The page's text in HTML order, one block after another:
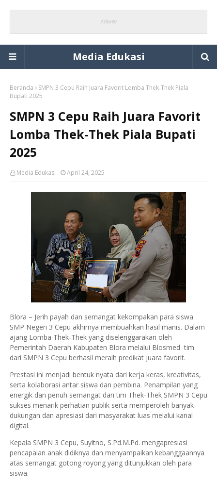
Media Edukasi
Beranda
SMPN 3 Cepu Raih Juara Favorit Lomba Thek-Thek Piala
Bupati 2025
SMPN 3 Cepu Raih Juara Favorit
Lomba Thek-Thek Piala Bupati
2025
Media Edukasi April 24, 2025
Blora – Jerih payah dan semangat kekompakan para siswa
SMP Negeri 3 Cepu akhirnya membuahkan hasil manis. Dalam
ajang Lomba Thek-Thek yang diselenggarakan oleh
Pemerintah Daerah Kabupaten Blora melalui Blosmed tim
dari SMPN 3 Cepu berhasil meraih predikat juara favorit.
Prestasi ini menjadi bentuk nyata dari kerja keras, kreativitas,
serta kolaborasi antar siswa dan pembina. Penampilan yang
energik dan penuh semangat dari tim Thek-Thek SMPN 3 Cepu
sukses menarik perhatian publik serta memperoleh banyak
dukungan dan apresiasi dari masyarakat luas melalui kanal
digital.
Kepala SMPN 3 Cepu, Suyitno, S.Pd.M.Pd. mengapresiasi
pencapaian anak didiknya dan menyampaikan kebanggaannya
atas semangat gotong royong yang ditunjukkan oleh para
siswa.